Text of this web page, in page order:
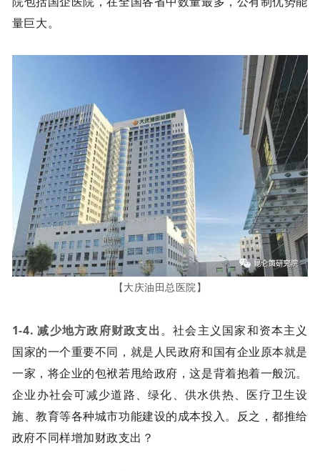
量巨大。
【大庆油田总医院】
1-4. 减少地方政府财政支出。社会主义国家和资本主义
国家的一个重要不同，就是人民政府和国有企业原本就是
一家，将企业的包袱若甩给政府，这是背着抱着一般沉。
企业办社会可减少道路、绿化、供水供热、医疗卫生设
施、教育等各种城市功能建设的成本投入。反之，都推给
政府不同样增加财政支出？